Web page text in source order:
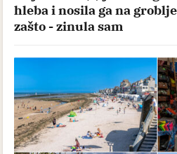
hleba i nosila ga na
zašto - zinula sam